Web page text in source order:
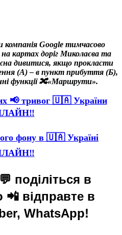
Google тимчасово
картах доріг Миколаєва та
дивитися, якщо прокласти
(А) – в пункт прибуття (Б),
функції 🔀«Маршрути».
📢 тривог 🇺🇦 України
фону в 🇺🇦 Україні
поділіться в
📲 відправте в
WhatsApp!